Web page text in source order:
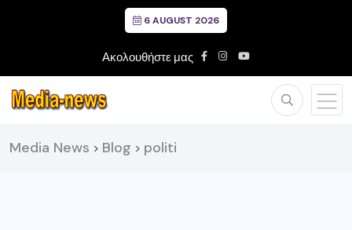
6 AUGUST 2026
Ακολουθήστε μας
Media News > Blog > politi